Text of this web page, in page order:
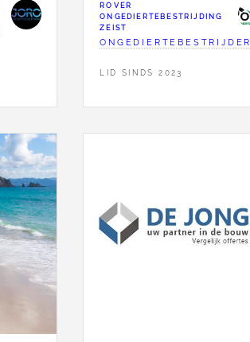
ROVER
ONGEDIERTEBESTRIJDING
ZEIST
ONGEDIERTEBESTRIJDER
LID SINDS 2023